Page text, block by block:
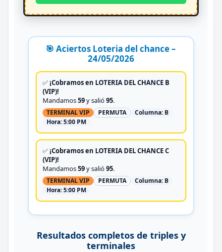
🎯 Aciertos Loteria del chance –
24/05/2026
✅¡Cobramos en LOTERIA DEL CHANCE B
(VIP)!
Mandamos59y salió95.
TERMINAL VIP PERMUTA Columna: B
Hora:5:00 PM
✅¡Cobramos en LOTERIA DEL CHANCE C
(VIP)!
Mandamos59y salió95.
TERMINAL VIP PERMUTA Columna: B
Hora:5:00 PM
Resultados completos de triples y
terminales